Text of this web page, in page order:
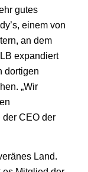
gutes
einem von
an dem
expandiert
dortigen
„Wir
der CEO der
Land.